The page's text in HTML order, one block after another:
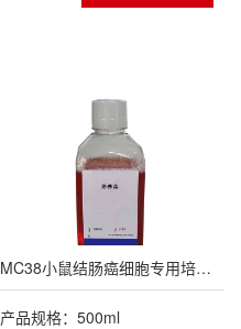
MC38小鼠结肠癌细胞专用培养基
产品规格：500ml